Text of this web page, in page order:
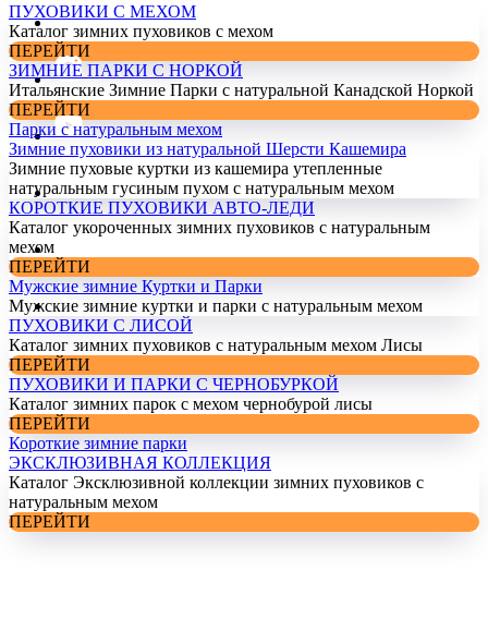
ПУХОВИКИ С МЕХОМ
Каталог зимних пуховиков с мехом
ПЕРЕЙТИ
ЗИМНИЕ ПАРКИ С НОРКОЙ
Итальянские Зимние Парки с натуральной Канадской Норкой
ПЕРЕЙТИ
Парки с натуральным мехом
Зимние пуховики из натуральной Шерсти Кашемира
Зимние пуховые куртки из кашемира утепленные
натуральным гусиным пухом с натуральным мехом
КОРОТКИЕ ПУХОВИКИ АВТО-ЛЕДИ
Каталог укороченных зимних пуховиков с натуральным
мехом
ПЕРЕЙТИ
Мужские зимние Куртки и Парки
Мужские зимние куртки и парки с натуральным мехом
ПУХОВИКИ С ЛИСОЙ
Каталог зимних пуховиков с натуральным мехом Лисы
ПЕРЕЙТИ
ПУХОВИКИ И ПАРКИ С ЧЕРНОБУРКОЙ
Каталог зимних парок с мехом чернобурой лисы
ПЕРЕЙТИ
Короткие зимние парки
ЭКСКЛЮЗИВНАЯ КОЛЛЕКЦИЯ
Каталог Эксклюзивной коллекции зимних пуховиков с
натуральным мехом
ПЕРЕЙТИ